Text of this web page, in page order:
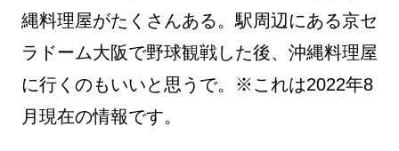
縄料理屋がたくさんある。駅周辺にある京セ
ラドーム大阪で野球観戦した後、沖縄料理屋
に行くのもいいと思うで。※これは2022年8
月現在の情報です。